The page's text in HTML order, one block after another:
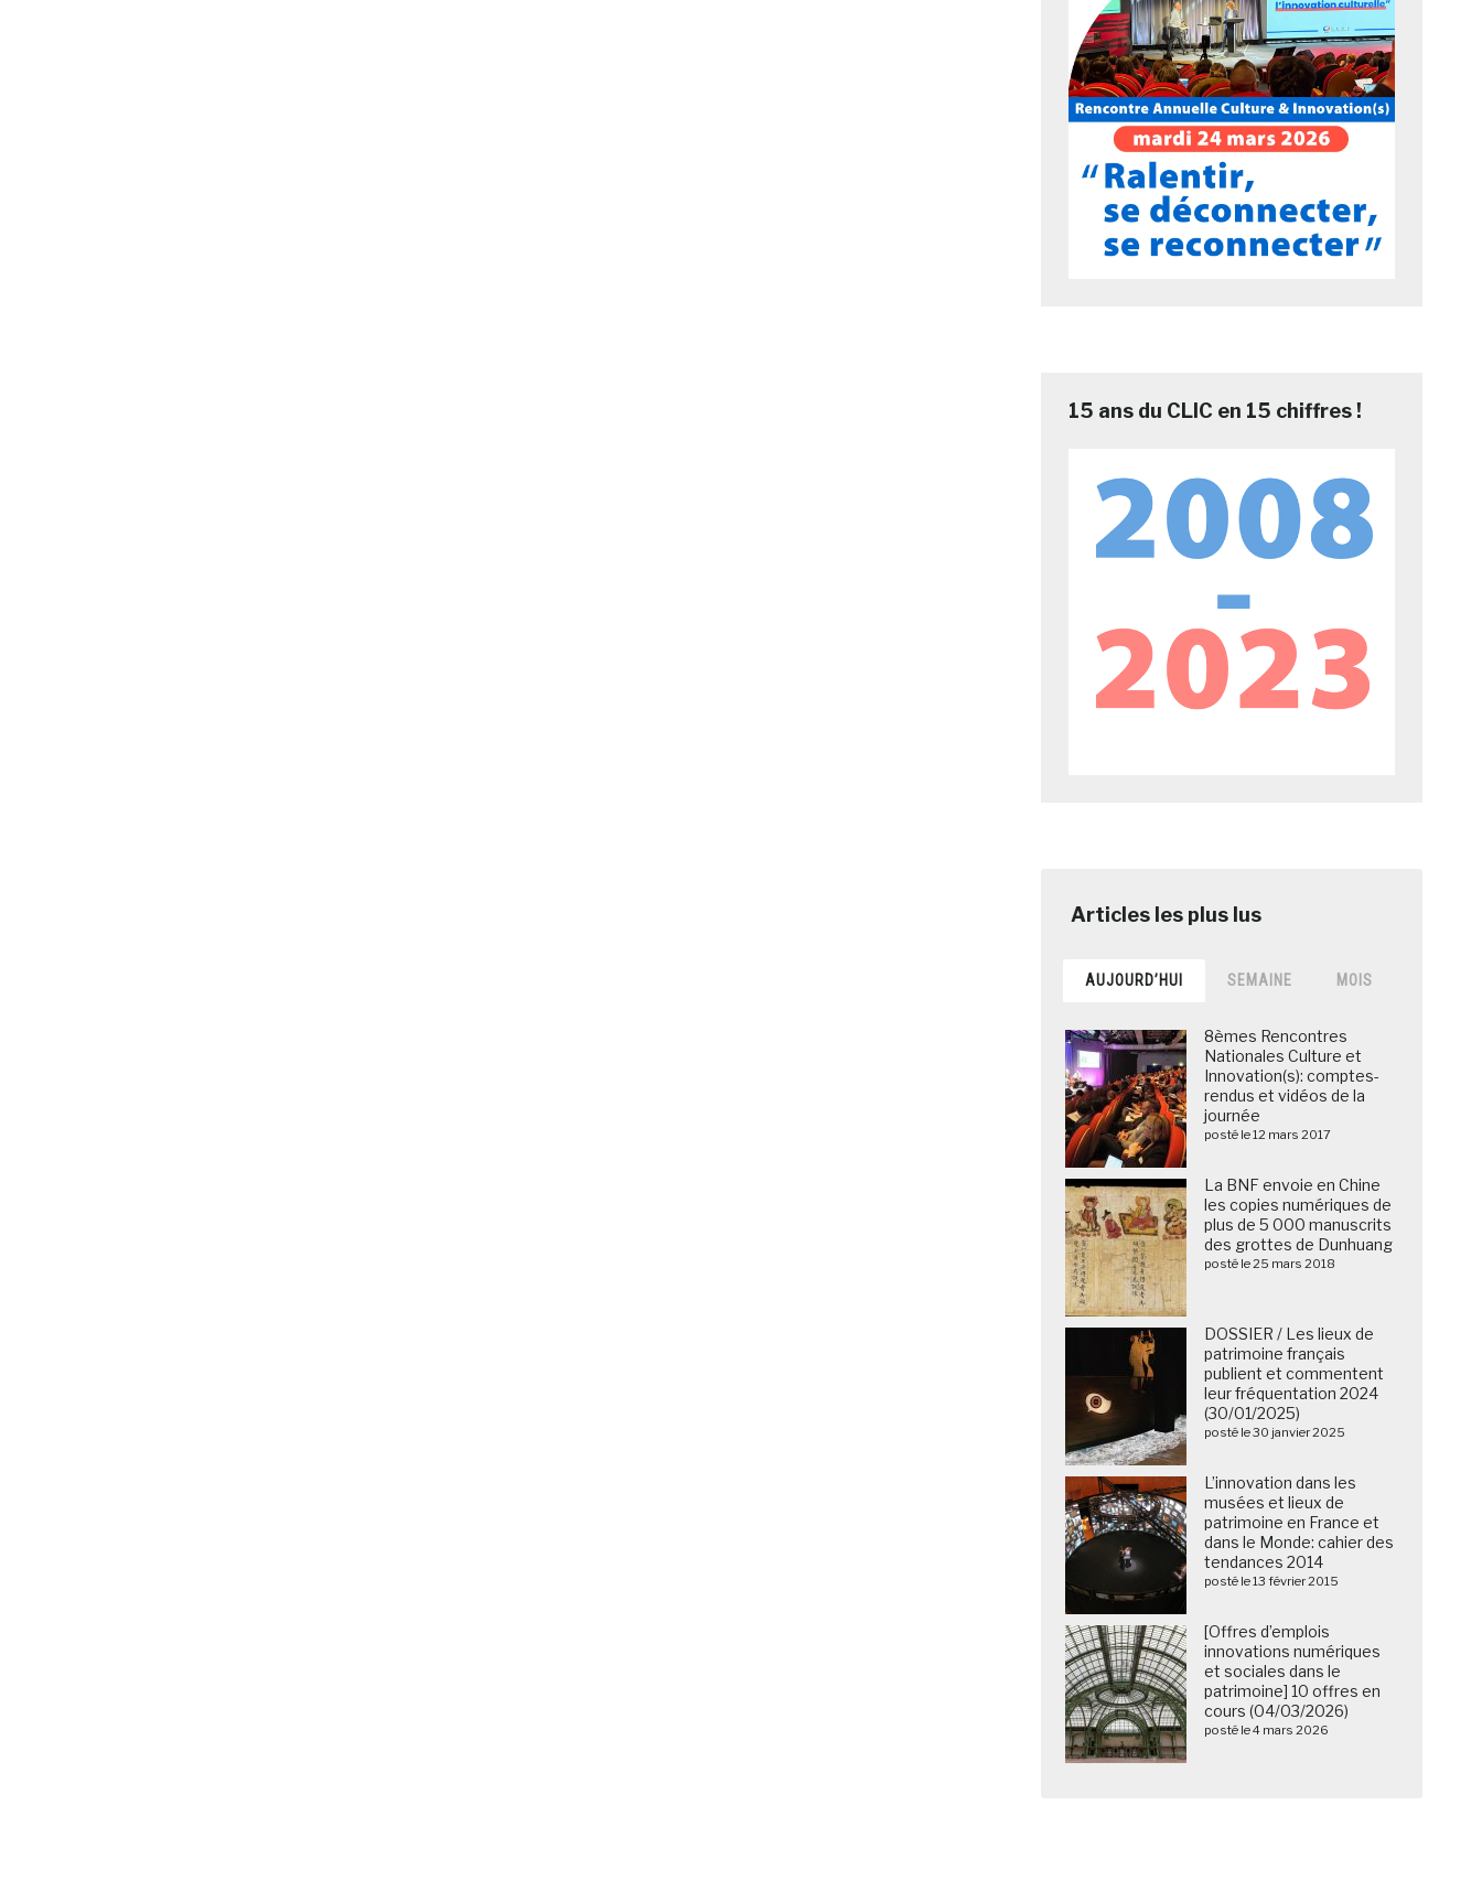
15 ans du CLIC en 15 chiffres !
AUJOURD’HUI SEMAINE MOIS
8èmes Rencontres
Nationales Culture et
Innovation(s): comptes-
rendus et vidéos de la
journée
posté le 12 mars 2017
La BNF envoie en Chine
les copies numériques de
plus de 5 000 manuscrits
des grottes de Dunhuang
posté le 25 mars 2018
DOSSIER / Les lieux de
patrimoine français
publient et commentent
leur fréquentation 2024
(30/01/2025)
posté le 30 janvier 2025
L’innovation dans les
musées et lieux de
patrimoine en France et
dans le Monde: cahier des
tendances 2014
posté le 13 février 2015
[Offres d’emplois
innovations numériques
et sociales dans le
patrimoine] 10 offres en
cours (04/03/2026)
posté le 4 mars 2026